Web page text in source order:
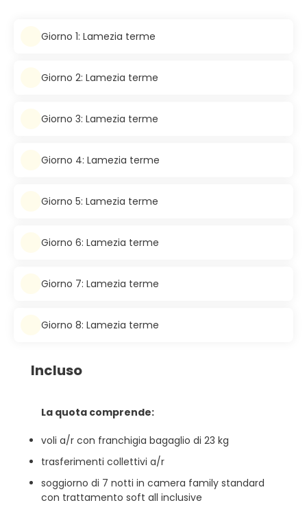
Giorno 1: Lamezia terme
Giorno 2: Lamezia terme
Giorno 3: Lamezia terme
Giorno 4: Lamezia terme
Giorno 5: Lamezia terme
Giorno 6: Lamezia terme
Giorno 7: Lamezia terme
Giorno 8: Lamezia terme
Incluso
La quota comprende:
voli a/r con franchigia bagaglio di 23 kg
trasferimenti collettivi a/r
soggiorno di 7 notti in camera family standard
con trattamento soft all inclusive